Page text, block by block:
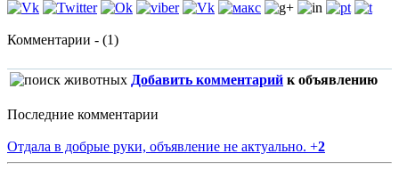
Комментарии - (1)
Добавить комментарий к объявлению
Последние комментарии
Отдала в добрые руки, объявление не актуально. +2